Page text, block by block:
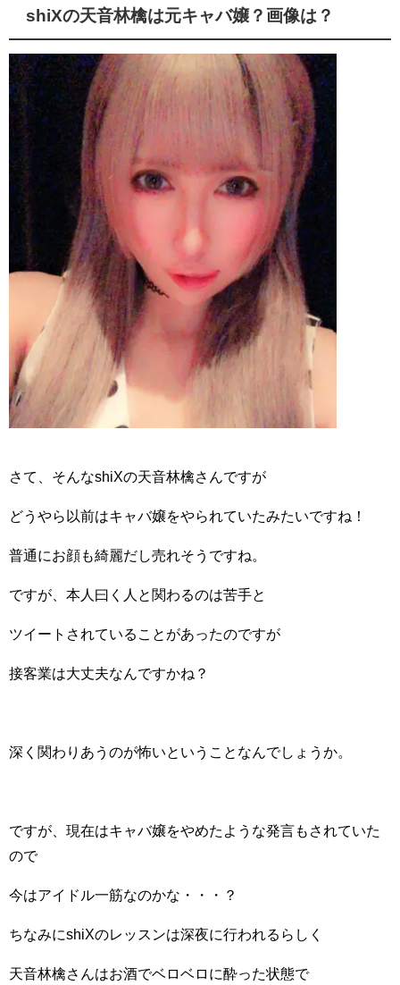
shiXの天音林檎は元キャバ嬢？画像は？
さて、そんなshiXの天音林檎さんですが
どうやら以前はキャバ嬢をやられていたみたいですね！
普通にお顔も綺麗だし売れそうですね。
ですが、本人曰く人と関わるのは苦手と
ツイートされていることがあったのですが
接客業は大丈夫なんですかね？
深く関わりあうのが怖いということなんでしょうか。
ですが、現在はキャバ嬢をやめたような発言もされていた
ので
今はアイドル一筋なのかな・・・？
ちなみにshiXのレッスンは深夜に行われるらしく
天音林檎さんはお酒でベロベロに酔った状態で